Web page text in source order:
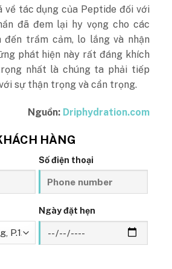
về tác dụng của Peptide đối với
đã đem lại hy vọng cho các
đến trầm cảm, lo lắng và nhận
phát hiện này rất đáng khích
nhất là chúng ta phải tiếp
sự thận trọng và cẩn trọng.
Nguồn: Driphydration.com
HÀNG
Số điện thoại
Ngày đặt hẹn